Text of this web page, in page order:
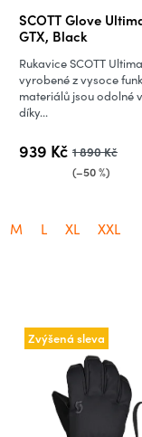
SCOTT Glove
GTX, Black
939 Kč 1 890 Kč
(–50 %)
Rukavice SCOTT
vyrobené z vysoce
materiálů jsou odolné
díky...
M L XL XXL
Zvýšená sleva